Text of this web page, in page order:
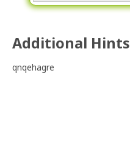
Additional Hints
qnqehagre